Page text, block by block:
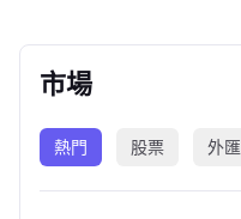
市場
熱門 股票 外匯